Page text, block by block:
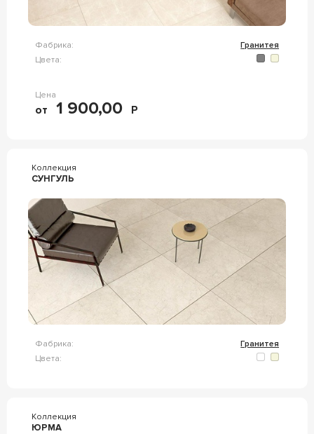
Фабрика:
Гранитея
Цвета:
Цена
от 1 900,00 Р
Коллекция
СУНГУЛЬ
Фабрика:
Гранитея
Цвета:
Коллекция
ЮРМА